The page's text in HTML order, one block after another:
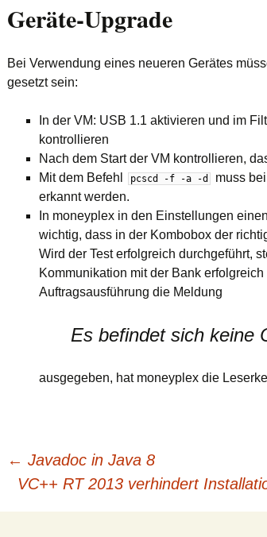
Geräte-Upgrade
Bei Verwendung eines neueren Gerätes
gesetzt sein:
In der VM: USB 1.1 aktivieren und im
kontrollieren
Nach dem Start der VM kontrollieren,
Mit dem Befehl
pcscd -f -a -d muss
erkannt werden.
In moneyplex in den Einstellungen
wichtig, dass in der Kombobox der
Wird der Test erfolgreich durchgeführt,
Kommunikation mit der Bank
Auftragsausführung die Meldung
Es befindet sich keine
ausgegeben, hat moneyplex die
← Javadoc in Java 8
VC++ RT 2013 verhindert